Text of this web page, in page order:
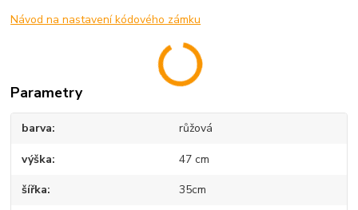
Návod na nastavení kódového zámku
Parametry
barva růžová
výška 47 cm
šířka 35cm